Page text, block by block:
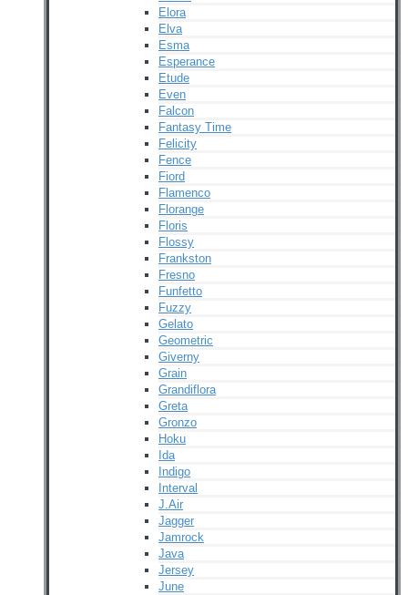
Elora
Elva
Esma
Esperance
Etude
Even
Falcon
Fantasy Time
Felicity
Fence
Fiord
Flamenco
Florange
Floris
Flossy
Frankston
Fresno
Funfetto
Fuzzy
Gelato
Geometric
Giverny
Grain
Grandiflora
Greta
Gronzo
Hoku
Ida
Indigo
Interval
J.Air
Jagger
Jamrock
Java
Jersey
June